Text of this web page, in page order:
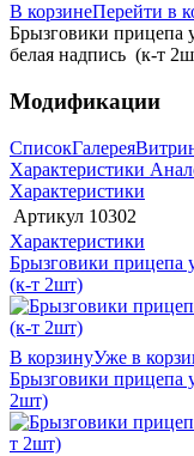
В корзинеПерейти в
Брызговики прицепа
белая надпись (к-т
Модификации
СписокГалерея
Характеристики
Характеристики
Артикул 10302
Характеристики
Брызговики прицепа
(к-т 2шт)
В корзинуУже в
Брызговики
2шт)